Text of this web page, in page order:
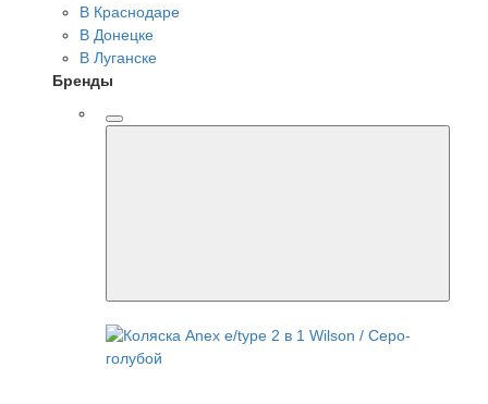
В Краснодаре
В Донецке
В Луганске
Бренды